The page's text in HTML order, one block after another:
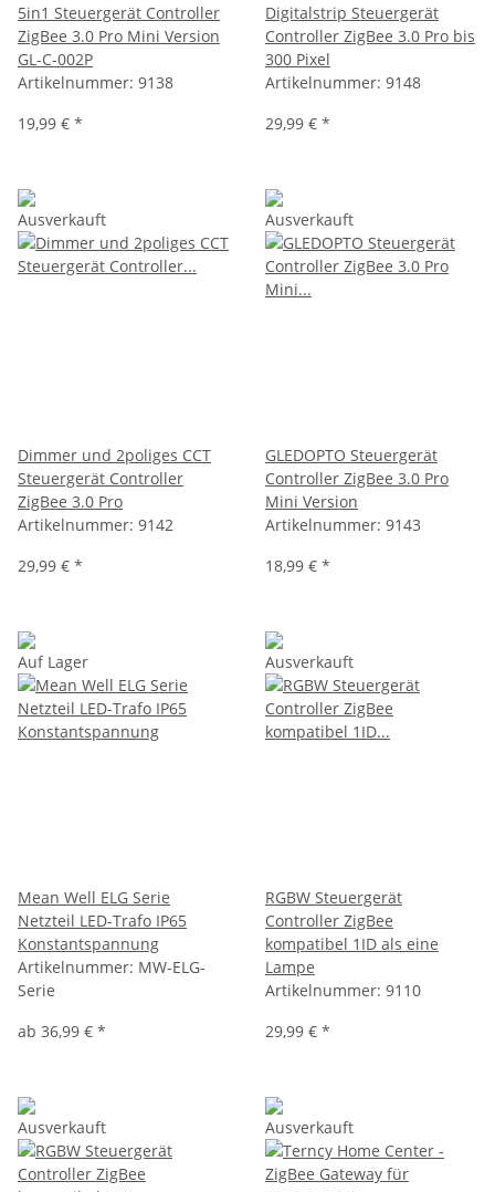
5in1 Steuergerät Controller
ZigBee 3.0 Pro Mini Version
GL-C-002P
Artikelnummer: 9138
19,99 € *
Digitalstrip Steuergerät
Controller ZigBee 3.0 Pro bis
300 Pixel
Artikelnummer: 9148
29,99 € *
Ausverkauft
Dimmer und 2poliges CCT
Steuergerät Controller
ZigBee 3.0 Pro
Artikelnummer: 9142
29,99 € *
Ausverkauft
GLEDOPTO Steuergerät
Controller ZigBee 3.0 Pro
Mini Version
Artikelnummer: 9143
18,99 € *
Auf Lager
Mean Well ELG Serie
Netzteil LED-Trafo IP65
Konstantspannung
Artikelnummer: MW-ELG-
Serie
ab 36,99 € *
Ausverkauft
RGBW Steuergerät
Controller ZigBee
kompatibel 1ID als eine
Lampe
Artikelnummer: 9110
29,99 € *
Ausverkauft Ausverkauft